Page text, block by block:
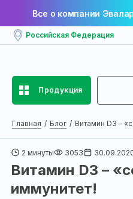
Все о компании Эвалар
Российская Федерация
Продукция
Главная Блог Витамин D3 –
2 минуты 3053
Витамин D3 –
иммунитет!